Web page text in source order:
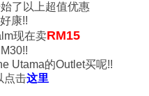
了以上超值优惠
康!!
现在卖RM15
Utama的Outlet买呢!!
点击这里